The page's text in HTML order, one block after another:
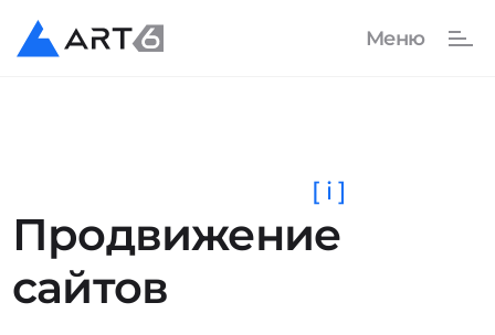
Продвижение
сайтов
[ i ]